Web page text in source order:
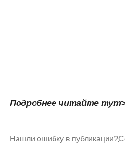
Подробнее читайте
Нашли ошибку в публикации?